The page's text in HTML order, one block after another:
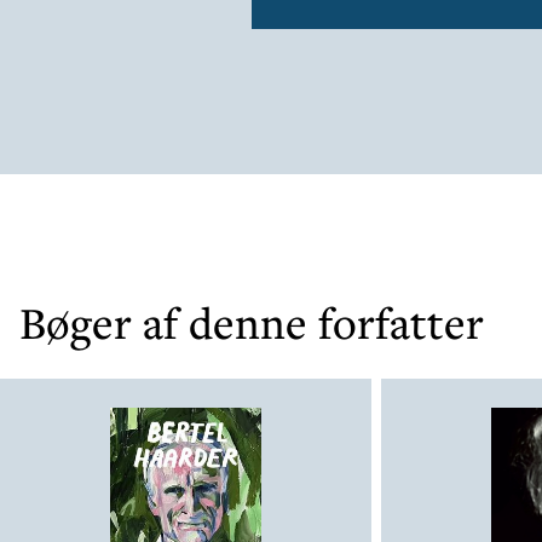
Bøger af denne forfatter